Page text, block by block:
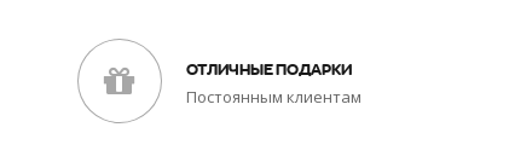
ОТЛИЧНЫЕ ПОДАРКИ
Постоянным клиентам